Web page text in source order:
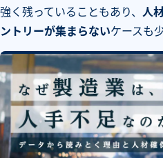
強く残っていることもあり、 人
ントリーが集まらないケースも